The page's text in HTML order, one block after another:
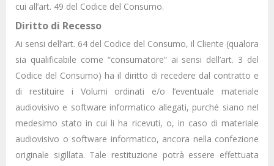
cui all’art. 49 del Codice del Consumo.
Diritto di Recesso
Ai sensi dell’art. 64 del Codice del Consumo, il Cliente (qualora
sia qualificabile come “consumatore” ai sensi dell’art. 3 del
Codice del Consumo) ha il diritto di recedere dal contratto e
di restituire i Volumi ordinati e/o l’eventuale materiale
audiovisivo e software informatico allegati, purché siano nel
medesimo stato in cui li ha ricevuti, o, in caso di materiale
audiovisivo o software informatico, ancora nella confezione
originale sigillata. Tale restituzione potrà essere effettuata